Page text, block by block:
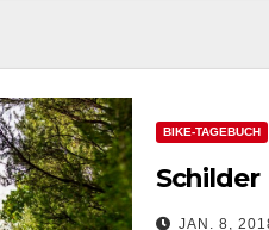
BIKE-TAGEBUCH
Schilder
JAN. 8,